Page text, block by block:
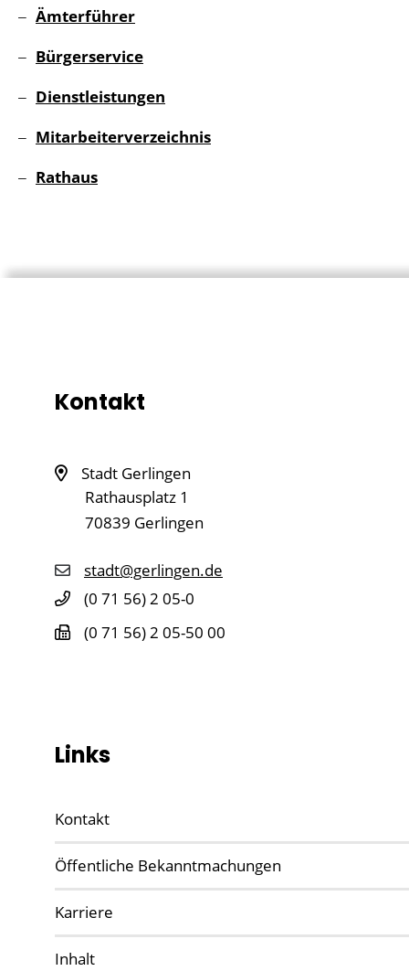
Ämterführer
Bürgerservice
Dienstleistungen
Mitarbeiterverzeichnis
Rathaus
Kontakt
Stadt Gerlingen
Rathausplatz 1
70839 Gerlingen
stadt@gerlingen.de
(0 71 56) 2 05-0
(0 71 56) 2 05-50 00
Links
Kontakt
Öffentliche Bekanntmachungen
Karriere
Inhalt